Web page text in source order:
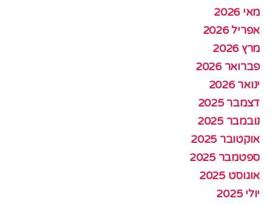
מאי 2026
אפריל 2026
מרץ 2026
פברואר 2026
ינואר 2026
דצמבר 2025
נובמבר 2025
אוקטובר 2025
ספטמבר 2025
אוגוסט 2025
יולי 2025